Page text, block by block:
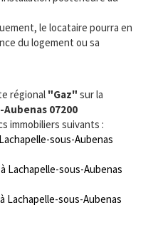
le locataire pourra en
du logement ou sa
régional "Gaz" sur la
07200
immobiliers suivants :
sous-Aubenas
Lachapelle-sous-Aubenas
Lachapelle-sous-Aubenas